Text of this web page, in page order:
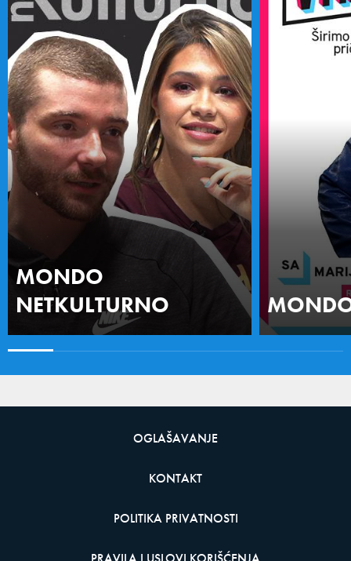
MONDO
NETKULTURNO
OGLAŠAVANJE
KONTAKT
POLITIKA PRIVATNOSTI